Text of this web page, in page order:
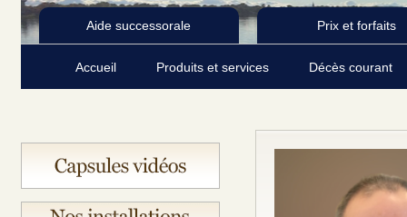
Aide successorale Prix et forfaits
Accueil Produits et services Décès courant